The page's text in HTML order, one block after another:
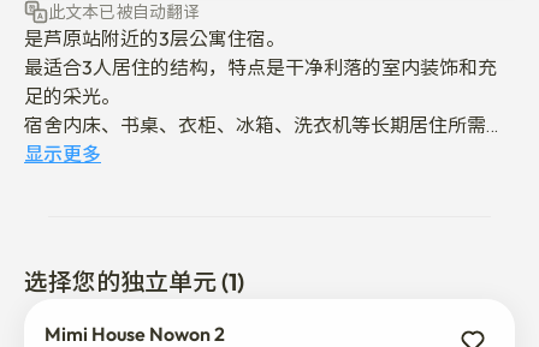
此文本已被自动翻译
是芦原站附近的3层公寓住宿。
最适合3人居住的结构，特点是干净利落的室内装饰和充
足的采光。
宿舍内床、书桌、衣柜、冰箱、洗衣机等长期居住所需家
电一应俱全。
因为是安静安全的居住区,所以是适合留学生、上班族、长
期住客的空间。
显示更多
选择您的独立单元 (1)
Mimi House Nowon 2